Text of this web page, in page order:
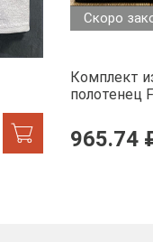
Скоро
Комплект
полотенец
965.74